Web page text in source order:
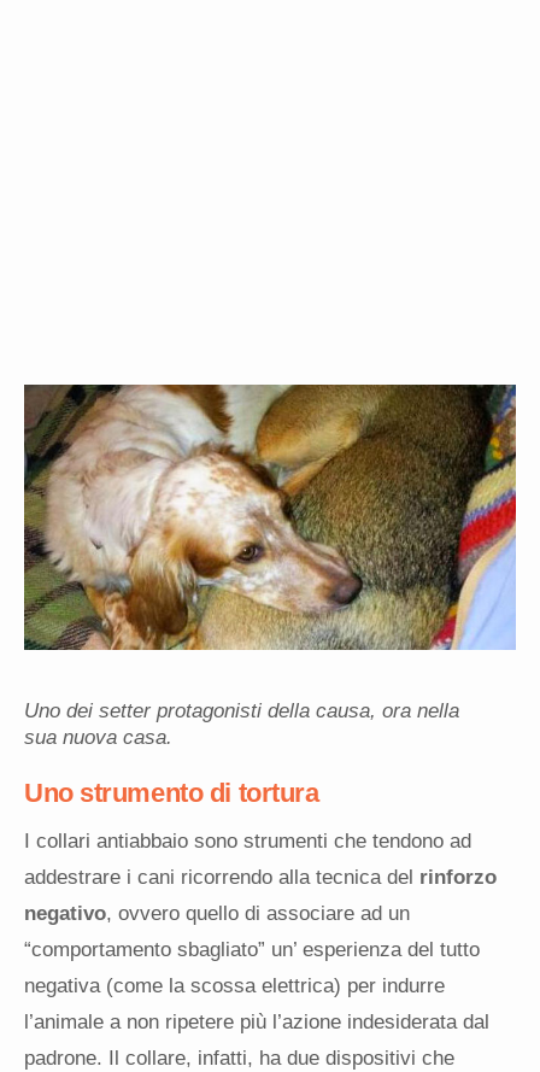
Uno dei setter protagonisti della causa, ora nella
sua nuova casa.
Uno strumento di tortura
I collari antiabbaio sono strumenti che tendono ad
addestrare i cani ricorrendo alla tecnica del rinforzo
negativo, ovvero quello di associare ad un
“comportamento sbagliato” un’ esperienza del tutto
negativa (come la scossa elettrica) per indurre
l’animale a non ripetere più l’azione indesiderata dal
padrone. Il collare, infatti, ha due dispositivi che